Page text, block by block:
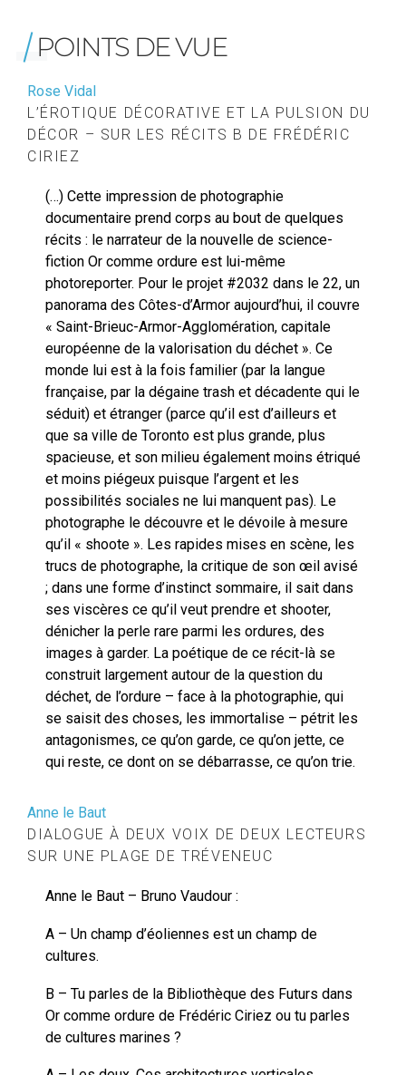
POINTS DE VUE
Rose Vidal
L’ÉROTIQUE DÉCORATIVE ET LA PULSION DU
DÉCOR – SUR LES RÉCITS B DE FRÉDÉRIC
CIRIEZ
(…) Cette impression de photographie
documentaire prend corps au bout de quelques
récits : le narrateur de la nouvelle de science-
fiction Or comme ordure est lui-même
photoreporter. Pour le projet #2032 dans le 22, un
panorama des Côtes-d’Armor aujourd’hui, il couvre
« Saint-Brieuc-Armor-Agglomération, capitale
européenne de la valorisation du déchet ». Ce
monde lui est à la fois familier (par la langue
française, par la dégaine trash et décadente qui le
séduit) et étranger (parce qu’il est d’ailleurs et
que sa ville de Toronto est plus grande, plus
spacieuse, et son milieu également moins étriqué
et moins piégeux puisque l’argent et les
possibilités sociales ne lui manquent pas). Le
photographe le découvre et le dévoile à mesure
qu’il « shoote ». Les rapides mises en scène, les
trucs de photographe, la critique de son œil avisé
; dans une forme d’instinct sommaire, il sait dans
ses viscères ce qu’il veut prendre et shooter,
dénicher la perle rare parmi les ordures, des
images à garder. La poétique de ce récit-là se
construit largement autour de la question du
déchet, de l’ordure – face à la photographie, qui
se saisit des choses, les immortalise – pétrit les
antagonismes, ce qu’on garde, ce qu’on jette, ce
qui reste, ce dont on se débarrasse, ce qu’on trie.
Anne le Baut
DIALOGUE À DEUX VOIX DE DEUX LECTEURS
SUR UNE PLAGE DE TRÉVENEUC
Anne le Baut – Bruno Vaudour :
A – Un champ d’éoliennes est un champ de
cultures.
B – Tu parles de la Bibliothèque des Futurs dans
Or comme ordure de Frédéric Ciriez ou tu parles
de cultures marines ?